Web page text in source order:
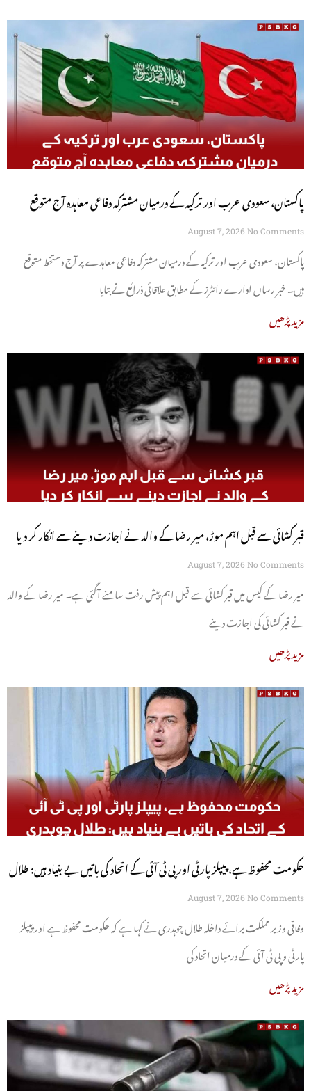
پاکستان، سعودی عرب اور ترکیہ کے درمیان مشترکہ دفاعی معاہدہ آج متوقع
August 7, 2026 No Comments
پاکستان، سعودی عرب اور ترکیہ کے درمیان مشترکہ دفاعی معاہدے پر آج دستخط متوقع
ہیں۔ خبر رساں ادارے رائٹرز کے مطابق علاقائی ذرائع نے بتایا
مزید پڑھیں
قبر کشائی سے قبل اہم موڑ، میر رضا کے والد نے اجازت دینے سے انکار کر دیا
August 7, 2026 No Comments
میر رضا کے کیس میں قبر کشائی سے قبل اہم پیش رفت سامنے آگئی ہے۔ میر رضا کے والد
نے قبر کشائی کی اجازت دینے
مزید پڑھیں
حکومت محفوظ ہے، پیپلز پارٹی اور پی ٹی آئی کے اتحاد کی باتیں بے بنیاد ہیں: طلال
چوہدری
August 7, 2026 No Comments
وفاقی وزیر مملکت برائے داخلہ طلال چوہدری نے کہا ہے کہ حکومت محفوظ ہے اور پیپلز
پارٹی و پی ٹی آئی کے درمیان اتحاد کی
مزید پڑھیں